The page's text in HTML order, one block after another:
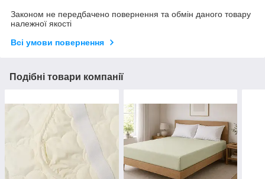
Законом не передбачено повернення та обмін даного товару
належної якості
Всі умови повернення
Подібні товари компанії